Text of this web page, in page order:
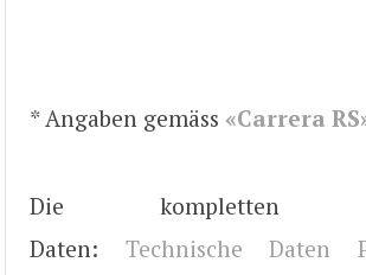
* Angaben gemäss «Carrera
Die kompletten
Daten: Technische Daten